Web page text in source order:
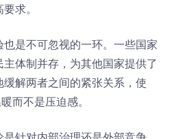
求。
是不可忽视的一环。一些国家
体制并存，为其他国家提供了
解两者之间的紧张关系，使
而不是压迫感。